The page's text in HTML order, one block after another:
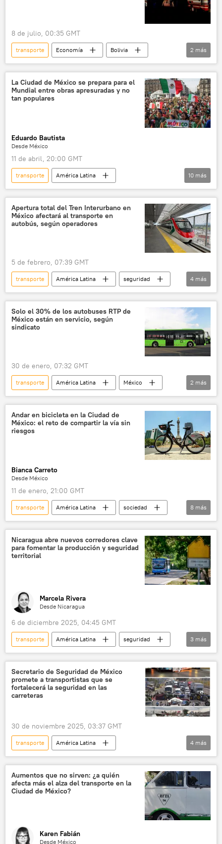
8 de julio, 00:35 GMT
transporte Economía
Bolivia
combustible
📈 Mercados y finanzas
2 más
La Ciudad de México se prepara para el
Mundial entre obras apresuradas y no
tan populares
Eduardo Bautista
Desde México
11 de abril, 20:00 GMT
transporte
América Latina
Ciudad de México (CDMX)
sociedad
fútbol
Copa Mundial de Fútbol de 2026
⚽ Deportes
📝 Reportajes
10 más
Apertura total del Tren Interurbano en
México afectará al transporte en
autobús, según operadores
5 de febrero, 07:39 GMT
transporte América Latina
seguridad
Toluca
Ciudad de México (CDMX)
Milenio
Tren Interurbano México-Toluca
4 más
Solo el 30% de los autobuses RTP de
México están en servicio, según
sindicato
30 de enero, 07:32 GMT
transporte América Latina
México
sociedad
Ciudad de México (CDMX)
2 más
Andar en bicicleta en la Ciudad de
México: el reto de compartir la vía sin
riesgos
Bianca Carreto
Desde México
11 de enero, 21:00 GMT
transporte América Latina
sociedad
Estado de México
Ciudad de México (CDMX)
transporte público
transporte urbano
bicicletas
💬 Opinión y Análisis
8 más
Nicaragua abre nuevos corredores clave
para fomentar la producción y seguridad
territorial
Marcela Rivera
Desde Nicaragua
6 de diciembre 2025, 04:45 GMT
transporte América Latina
seguridad
Nicaragua
Honduras Managua
3 más
Secretario de Seguridad de México
promete a transportistas que se
fortalecerá la seguridad en las
carreteras
30 de noviembre 2025, 03:37 GMT
transporte
América Latina
Omar García Harfuch
sociedad
seguridad
México
4 más
Aumentos que no sirven: ¿a quién
afecta más el alza del transporte en la
Ciudad de México?
Karen Fabián
Desde México